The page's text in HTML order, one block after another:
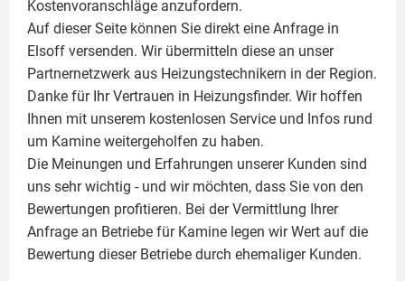
Kostenvoranschläge anzufordern.
Auf dieser Seite können Sie direkt eine Anfrage in
Elsoff versenden. Wir übermitteln diese an unser
Partnernetzwerk aus Heizungstechnikern in der Region.
Danke für Ihr Vertrauen in Heizungsfinder. Wir hoffen
Ihnen mit unserem kostenlosen Service und Infos rund
um Kamine weitergeholfen zu haben.
Die Meinungen und Erfahrungen unserer Kunden sind
uns sehr wichtig - und wir möchten, dass Sie von den
Bewertungen profitieren. Bei der Vermittlung Ihrer
Anfrage an Betriebe für Kamine legen wir Wert auf die
Bewertung dieser Betriebe durch ehemaliger Kunden.